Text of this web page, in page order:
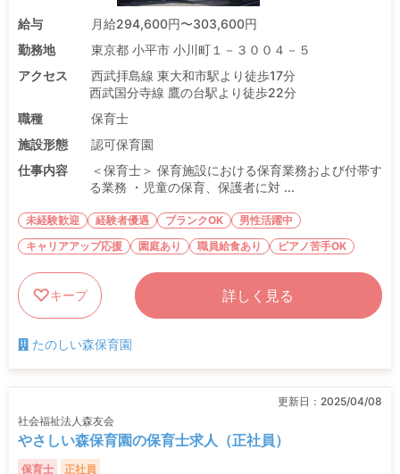
給与
月給294,600円〜303,600円
勤務地
東京都 小平市 小川町１－３００４－５
アクセス
西武拝島線 東大和市駅より徒歩17分
西武国分寺線 鷹の台駅より徒歩22分
職種
保育士
施設形態
認可保育園
仕事内容
＜保育士＞ 保育施設における保育業務および付帯す
る業務 ・児童の保育、保護者に対 ...
未経験歓迎 経験者優遇 ブランクOK
男性活躍中
キャリアアップ応援
園庭あり 職員給食あり ピアノ苦手OK
キープ 詳しく見る
たのしい森保育園
更新日： 2025/04/08
社会福祉法人森友会
やさしい森保育園の保育士求人（正社員）
保育士 正社員